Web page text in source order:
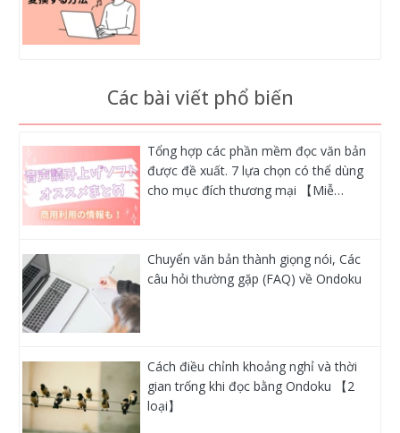
Các bài viết phổ biến
Tổng hợp các phần mềm đọc văn bản
được đề xuất. 7 lựa chọn có thể dùng
cho mục đích thương mại 【Miễ…
Chuyển văn bản thành giọng nói, Các
câu hỏi thường gặp (FAQ) về Ondoku
Cách điều chỉnh khoảng nghỉ và thời
gian trống khi đọc bằng Ondoku 【2
loại】